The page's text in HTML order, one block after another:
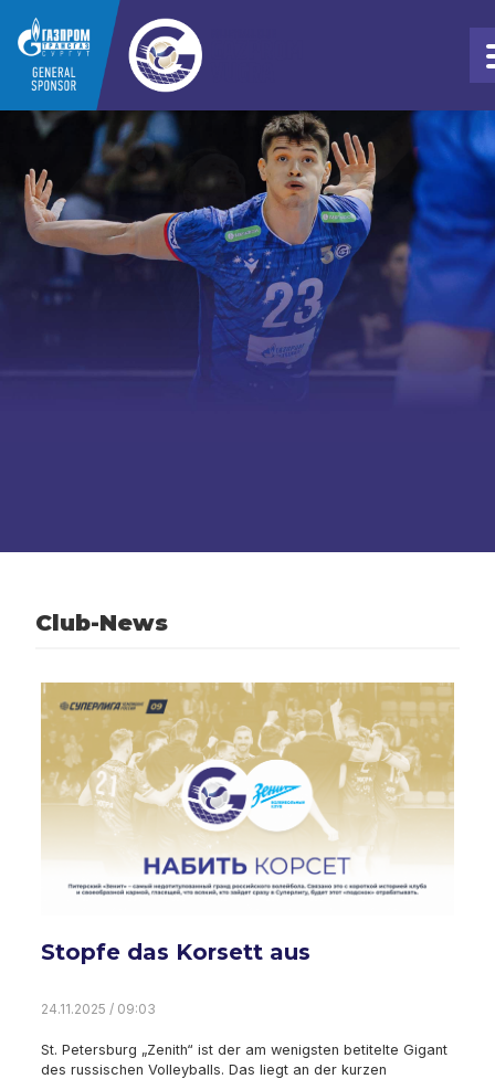
Club-News
Stopfe das Korsett aus
24.11.2025 / 09:03
St. Petersburg „Zenith“ ist der am wenigsten betitelte Gigant
des russischen Volleyballs. Das liegt an der kurzen